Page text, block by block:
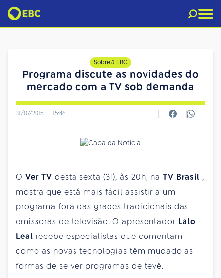
Sobre a EBC
Programa discute as novidades do
mercado com a TV sob demanda
31/07/2015 | 15:46
O Ver TV desta sexta (31), às 20h, na TV Brasil ,
mostra que está mais fácil assistir a um
programa fora das grades tradicionais das
emissoras de televisão. O apresentador Lalo
Leal recebe especialistas que comentam
como as novas tecnologias têm mudado as
formas de se ver programas de tevê.